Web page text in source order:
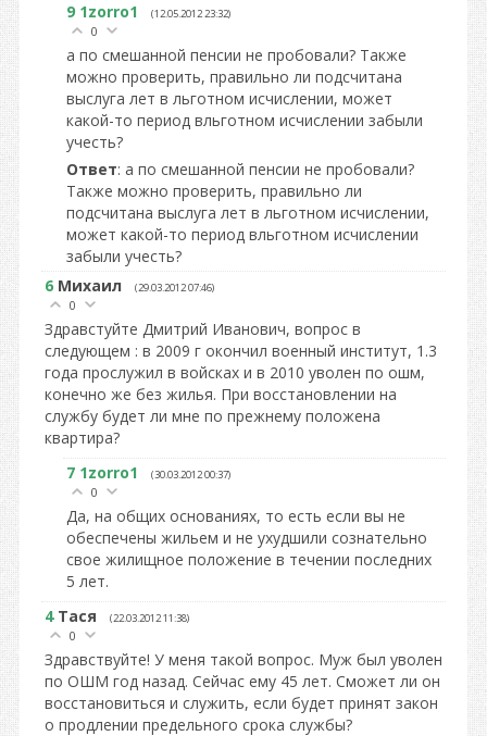
9 1zorro1 (12.05.2012 23:32)
0
а по смешанной пенсии не пробовали? Также
можно проверить, правильно ли подсчитана
выслуга лет в льготном исчислении, может
какой-то период вльготном исчислении забыли
учесть?
Ответ: а по смешанной пенсии не пробовали?
Также можно проверить, правильно ли
подсчитана выслуга лет в льготном исчислении,
может какой-то период вльготном исчислении
забыли учесть?
6 Михаил (29.03.2012 07:46)
0
Здравстуйте Дмитрий Иванович, вопрос в
следующем : в 2009 г окончил военный институт, 1.3
года прослужил в войсках и в 2010 уволен по ошм,
конечно же без жилья. При восстановлении на
службу будет ли мне по прежнему положена
квартира?
7 1zorro1 (30.03.2012 00:37)
0
Да, на общих основаниях, то есть если вы не
обеспечены жильем и не ухудшили сознательно
свое жилищное положение в течении последних
5 лет.
4 Тася (22.03.2012 11:38)
0
Здравствуйте! У меня такой вопрос. Муж был уволен
по ОШМ год назад. Сейчас ему 45 лет. Сможет ли он
восстановиться и служить, если будет принят закон
о продлении предельного срока службы?